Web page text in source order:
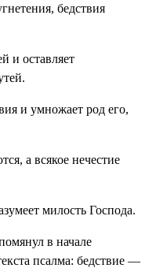
бедствия
и оставляет
и умножает род его,
а всякое нечестие
милость Господа.
в начале
псалма: бедствие —